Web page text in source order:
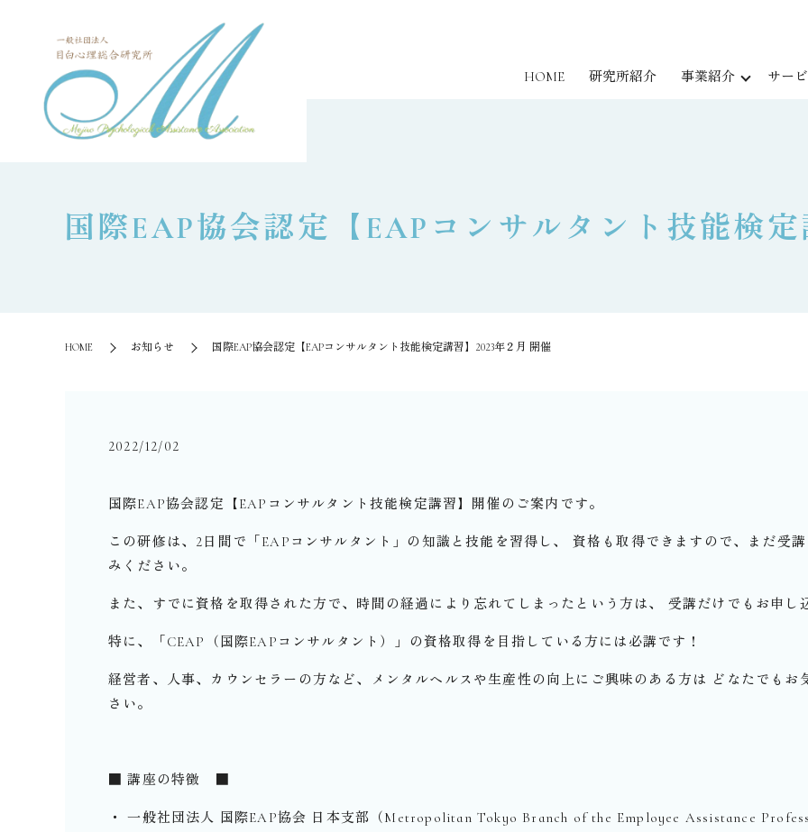
HOME 研究所紹介 事業紹介 サー
国際EAP協会認定【EAPコンサルタント技能検
HOME お知らせ 国際EAP協会認定【EAPコンサルタント技能検定講習】2023年２月 開催
2022/12/02
国際EAP協会認定【EAPコンサルタント技能検定講習】開催のご案内です。
この研修は、2日間で「EAPコンサルタント」の知識と技能を習得し、 資格も取得できますので、まだ受
みください。
また、すでに資格を取得された方で、時間の経過により忘れてしまったという方は、 受講だけでもお申
特に、「CEAP（国際EAPコンサルタント）」の資格取得を目指している方には必講です！
経営者、人事、カウンセラーの方など、メンタルヘルスや生産性の向上にご興味のある方は どなたでも
さい。
■ 講座の特徴 ■
・ 一般社団法人 国際EAP協会 日本支部（Metropolitan Tokyo Branch of the Employee Assistance